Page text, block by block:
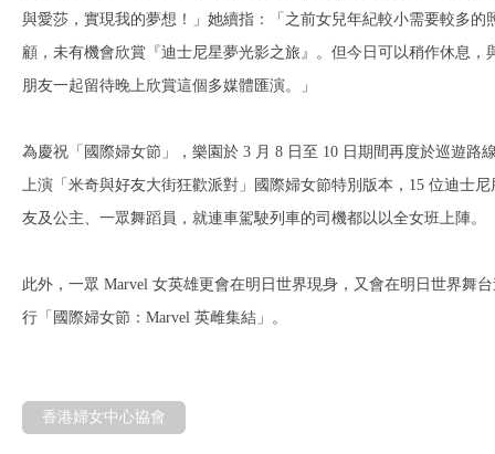
與愛莎，實現我的夢想！」她續指：「之前女兒年紀較小需要較多的
顧，未有機會欣賞『迪士尼星夢光影之旅』。但今日可以稍作休息，
朋友一起留待晚上欣賞這個多媒體匯演。」
為慶祝「國際婦女節」，樂園於 3 月 8 日至 10 日期間再度於巡遊路
上演「米奇與好友大街狂歡派對」國際婦女節特別版本，15 位迪士尼
友及公主、一眾舞蹈員，就連車駕駛列車的司機都以以全女班上陣。
此外，一眾 Marvel 女英雄更會在明日世界現身，又會在明日世界舞
行「國際婦女節：Marvel 英雌集結」。
香港婦女中心協會